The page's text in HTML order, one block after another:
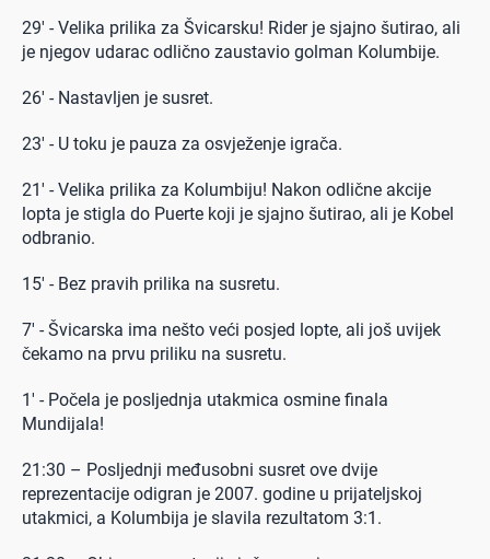
29' - Velika prilika za Švicarsku! Rider je sjajno šutirao, ali
je njegov udarac odlično zaustavio golman Kolumbije.
26' - Nastavljen je susret.
23' - U toku je pauza za osvježenje igrača.
21' - Velika prilika za Kolumbiju! Nakon odlične akcije
lopta je stigla do Puerte koji je sjajno šutirao, ali je Kobel
odbranio.
15' - Bez pravih prilika na susretu.
7' - Švicarska ima nešto veći posjed lopte, ali još uvijek
čekamo na prvu priliku na susretu.
1' - Počela je posljednja utakmica osmine finala
Mundijala!
21:30 – Posljednji međusobni susret ove dvije
reprezentacije odigran je 2007. godine u prijateljskoj
utakmici, a Kolumbija je slavila rezultatom 3:1.